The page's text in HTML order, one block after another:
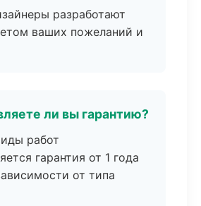
разработают
ваших пожеланий и
ли вы гарантию?
работ
гарантия от 1 года
от типа